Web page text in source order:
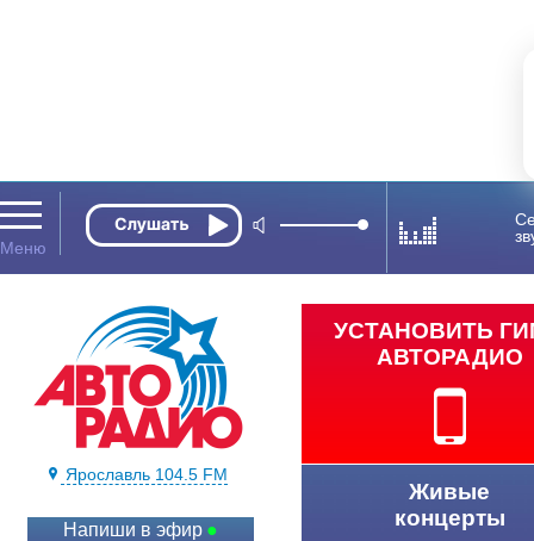
Ярославль 104.5 FM
Напиши в эфир
УСТАНОВИТЬ
АВТОРАДИО
Живые
концерты